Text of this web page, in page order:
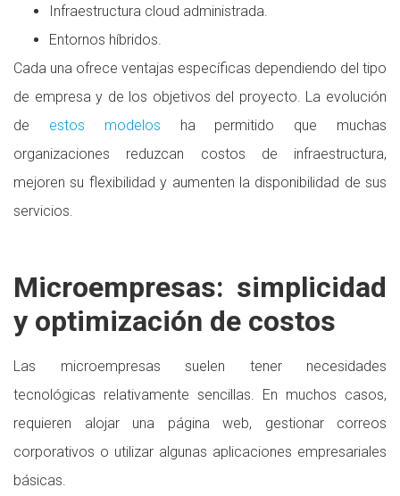
Infraestructura cloud administrada.
Entornos híbridos.
Cada una ofrece ventajas específicas dependiendo del tipo
de empresa y de los objetivos del proyecto. La evolución
de estos modelos ha permitido que muchas
organizaciones reduzcan costos de infraestructura,
mejoren su flexibilidad y aumenten la disponibilidad de sus
servicios.
Microempresas: simplicidad
y optimización de costos
Las microempresas suelen tener necesidades
tecnológicas relativamente sencillas. En muchos casos,
requieren alojar una página web, gestionar correos
corporativos o utilizar algunas aplicaciones empresariales
básicas.